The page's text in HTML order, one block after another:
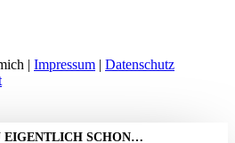
| Impressum | Datenschutz
EIGENTLICH SCHON…